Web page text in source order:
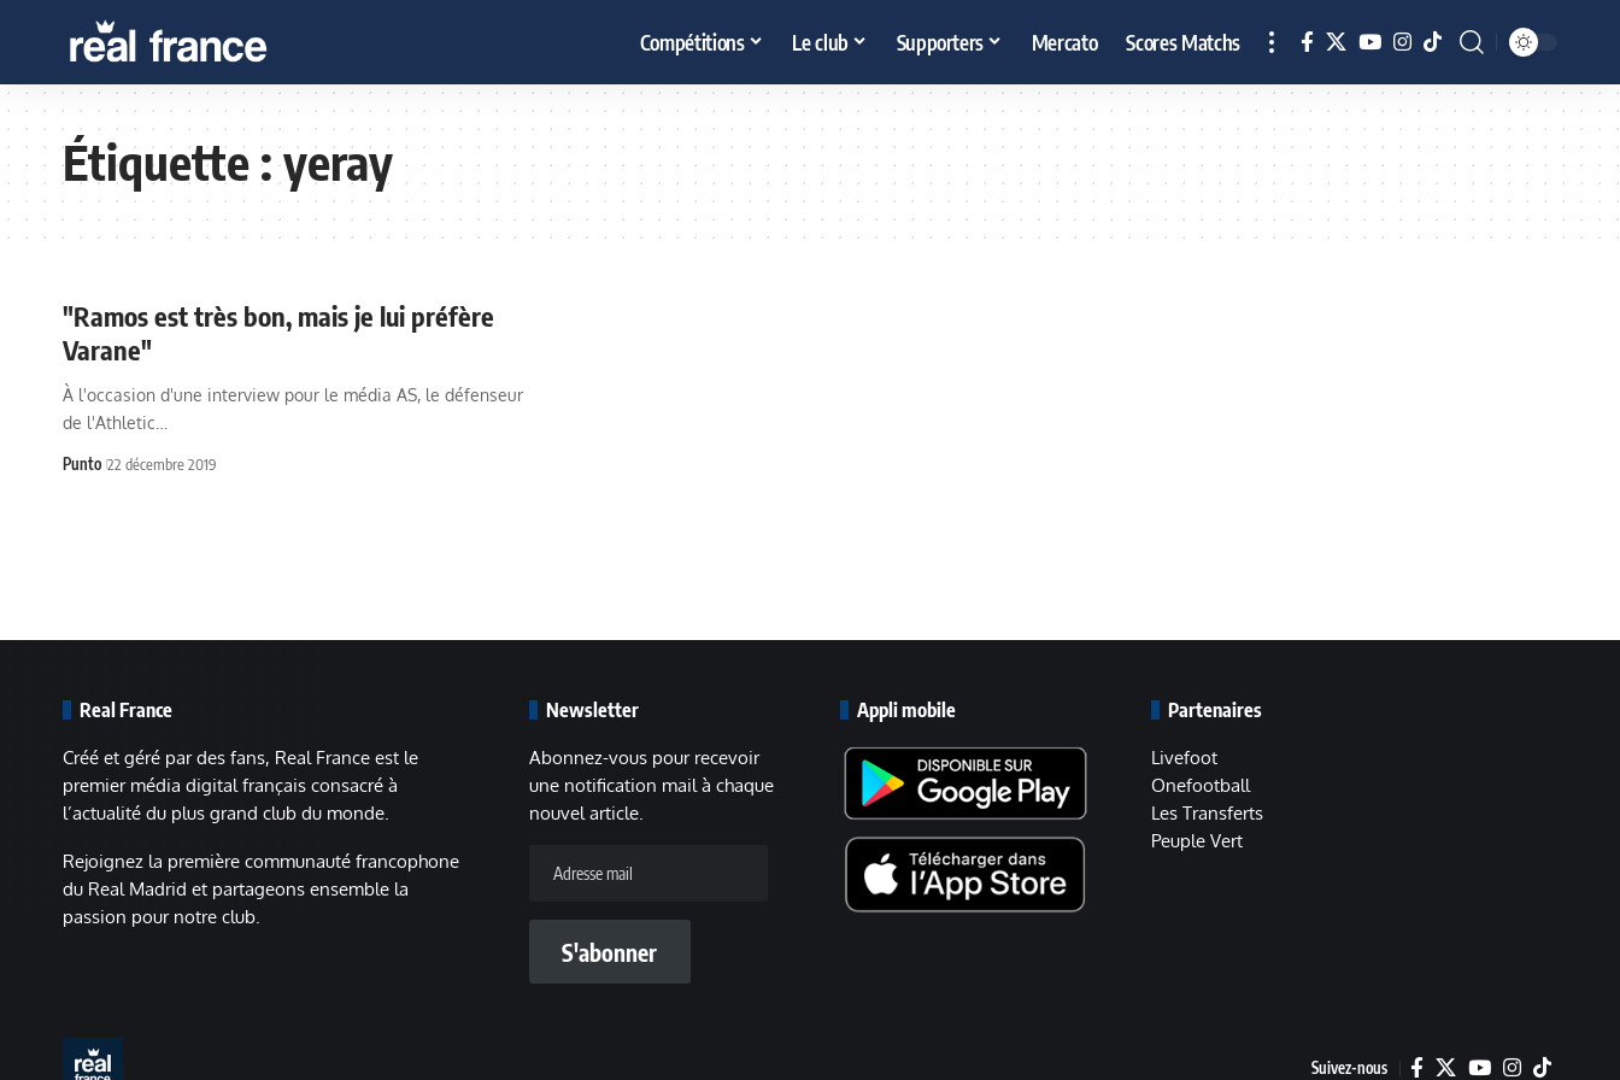
Compétitions Le club Supporters Mercato Scores Matchs
Étiquette :yeray
"Ramos est très bon, mais je lui préfère
Varane"
À l'occasion d'une interview pour le média AS, le défenseur
de l'Athletic…
Punto 22 décembre 2019
Real France
Créé et géré par des fans, Real France est le
premier média digital français consacré à
l’actualité du plus grand club du monde.
Rejoignez la première communauté francophone
du Real Madrid et partageons ensemble la
passion pour notre club.
Newsletter
Abonnez-vous pour recevoir
une notification mail à chaque
nouvel article.
mail
S'abonner
Appli mobile Partenaires
Livefoot
Onefootball
Les Transferts
Peuple Vert
Suivez-nous